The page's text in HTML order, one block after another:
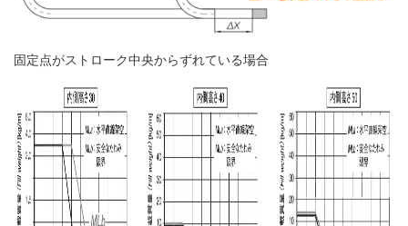
固定点がストローク中央からずれている場合